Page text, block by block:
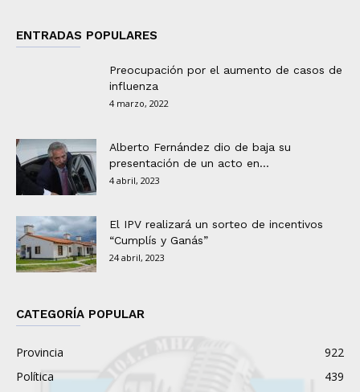
ENTRADAS POPULARES
Preocupación por el aumento de casos de
influenza
4 marzo, 2022
Alberto Fernández dio de baja su
presentación de un acto en...
4 abril, 2023
El IPV realizará un sorteo de incentivos
“Cumplís y Ganás”
24 abril, 2023
CATEGORÍA POPULAR
Provincia
922
Política
439